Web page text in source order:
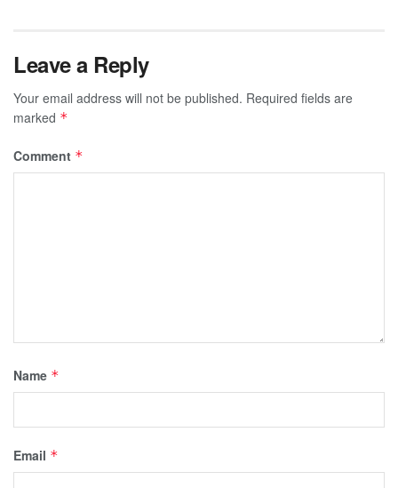
Leave a Reply
Your email address will not be published. Required fields are
marked *
Comment *
Name *
Email *